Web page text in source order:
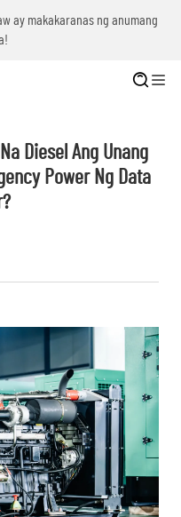
ay makakaranas ng anumang
Diesel Ang Unang
Power Ng Data